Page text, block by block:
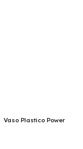
Vaso Plastico Power